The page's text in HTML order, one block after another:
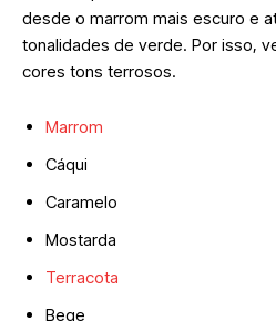
desde o marrom mais escuro e
tonalidades de verde. Por isso,
cores tons terrosos.
Marrom
Cáqui
Caramelo
Mostarda
Terracota
Bege